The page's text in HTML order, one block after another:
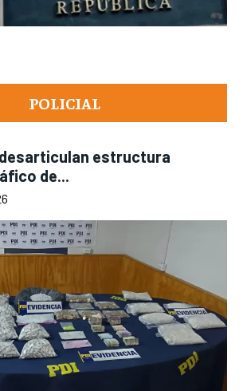
POLICIAL
desarticulan estructura
de...